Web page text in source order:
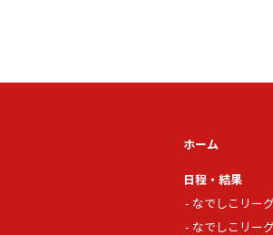
ホーム
日程・結果
なでしこリー
なでしこリー